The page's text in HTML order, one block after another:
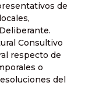
de
Consultivo
respecto de
o
del